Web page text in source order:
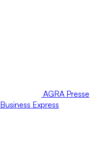
AGRA Presse
Business Express